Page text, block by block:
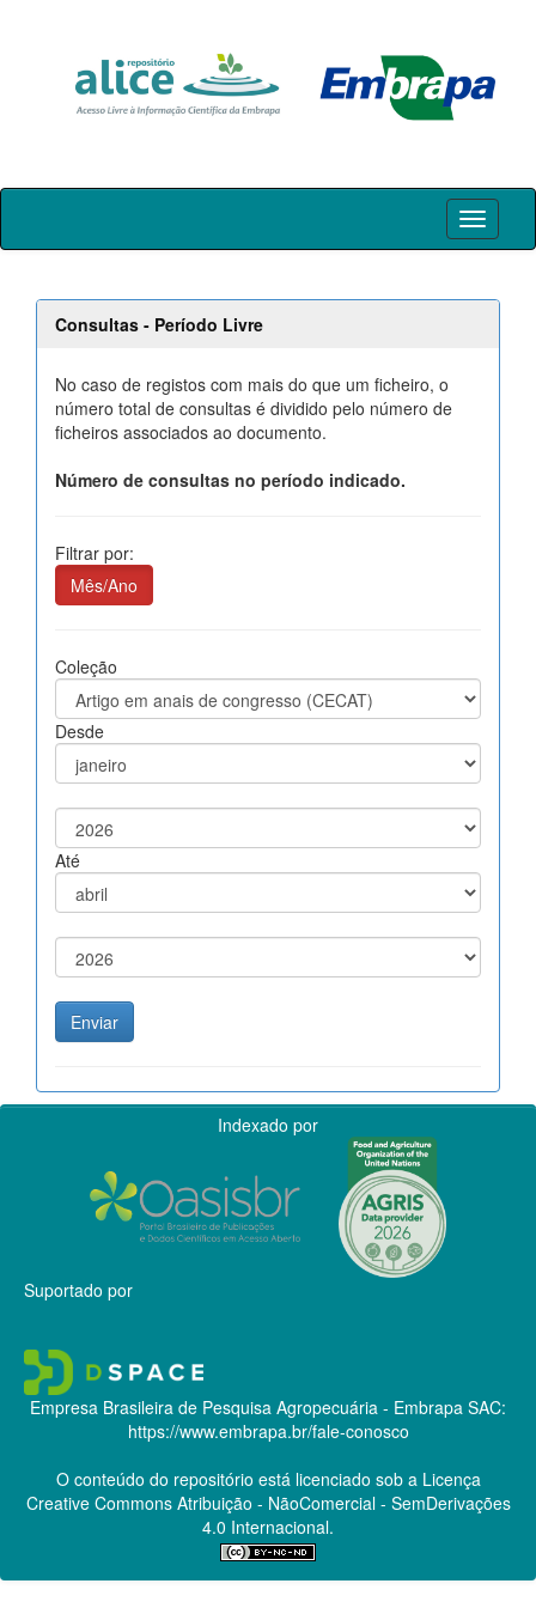
Skip
Consultas - Período Livre
No caso de registos com mais do que um ficheiro, o
número total de consultas é dividido pelo número de
ficheiros associados ao documento.
Número de consultas no período indicado.
Filtrar por:
Mês/Ano
Coleção
Desde
Até
Indexado por
Suportado por
Empresa Brasileira de Pesquisa Agropecuária - Embrapa SAC:
https://www.embrapa.br/fale-conosco
O conteúdo do repositório está licenciado sob a Licença
Creative CommonsAtribuição - NãoComercial - SemDerivações
4.0 Internacional.